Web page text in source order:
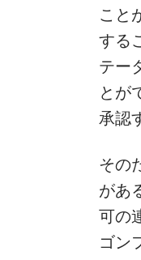
こと
する
テー
とが
承認
その
があ
可の
ゴン